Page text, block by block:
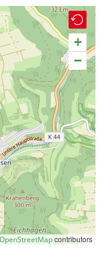
+
−
OpenStreetMapcontributors